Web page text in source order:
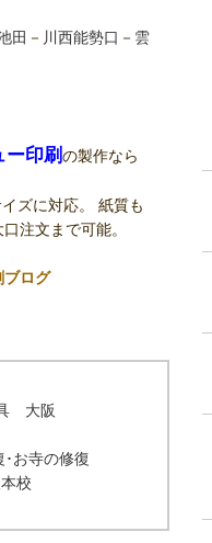
田 － 川西能勢口 － 雲
ー印刷の製作なら
ズに対応。 紙質も
注文まで可能。
ブログ
大阪
お寺の修復
校